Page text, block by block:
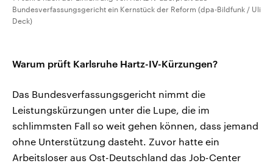
Bundesverfassungsgericht ein Kernstück der Reform (dpa-Bildfunk / Uli
Deck)
Warum prüft Karlsruhe Hartz-IV-Kürzungen?
Das Bundesverfassungsgericht nimmt die
Leistungskürzungen unter die Lupe, die im
schlimmsten Fall so weit gehen können, dass jemand
ohne Unterstützung dasteht. Zuvor hatte ein
Arbeitsloser aus Ost-Deutschland das Job-Center